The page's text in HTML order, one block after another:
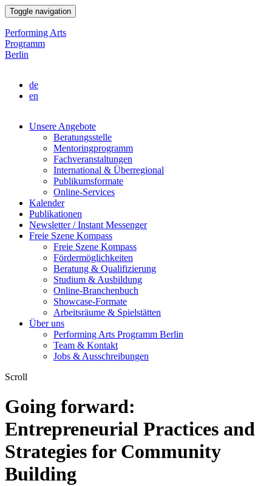
Direkt
zum
Inhalt
Toggle navigation
Performing Arts
Programm
Berlin
de
en
navigation
Unsere Angebote
Beratungsstelle
Mentoringprogramm
Fachveranstaltungen
International & Überregional
Publikumsformate
Online-Services
Kalender
Publikationen
Newsletter / Instant Messenger
Freie Szene Kompass
Freie Szene Kompass
Fördermöglichkeiten
Beratung & Qualifizierung
Studium & Ausbildung
Online-Branchenbuch
Showcase-Formate
Arbeitsräume & Spielstätten
Über uns
Performing Arts Programm Berlin
Team & Kontakt
Jobs & Ausschreibungen
Scroll
Going forward:
Entrepreneurial Practices and
Strategies for Community
Building